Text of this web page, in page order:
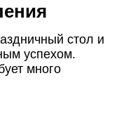
стол и
успехом.
много